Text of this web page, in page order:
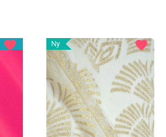
favorite Ny favorite